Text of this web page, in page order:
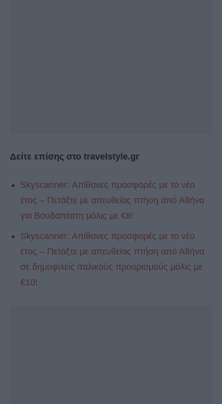
Δείτε επίσης στο travelstyle.gr
Skyscanner: Απίθανες προσφορές με το νέο
έτος – Πετάξτε με απευθείας πτήση από Αθήνα
για Βουδαπέστη μόλις με €8!
Skyscanner: Απίθανες προσφορές με το νέο
έτος – Πετάξτε με απευθείας πτήση από Αθήνα
σε δημοφιλείς ιταλικούς προορισμούς μόλις με
€10!